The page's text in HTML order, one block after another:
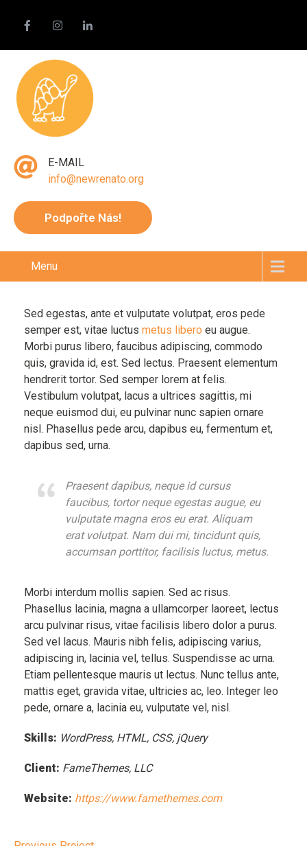
E-MAIL
info@newrenato.org
Podpořte Nás!
Menu
Sed egestas, ante et vulputate volutpat, eros pede
semper est, vitae luctus metus libero eu augue.
Morbi purus libero, faucibus adipiscing, commodo
quis, gravida id, est. Sed lectus. Praesent elementum
hendrerit tortor. Sed semper lorem at felis.
Vestibulum volutpat, lacus a ultrices sagittis, mi
neque euismod dui, eu pulvinar nunc sapien ornare
nisl. Phasellus pede arcu, dapibus eu, fermentum et,
dapibus sed, urna.
Praesent dapibus, neque id cursus
faucibus, tortor neque egestas augue, eu
vulputate magna eros eu erat. Aliquam
erat volutpat. Nam dui mi, tincidunt quis,
accumsan porttitor, facilisis luctus, metus.
Morbi interdum mollis sapien. Sed ac risus.
Phasellus lacinia, magna a ullamcorper laoreet, lectus
arcu pulvinar risus, vitae facilisis libero dolor a purus.
Sed vel lacus. Mauris nibh felis, adipiscing varius,
adipiscing in, lacinia vel, tellus. Suspendisse ac urna.
Etiam pellentesque mauris ut lectus. Nunc tellus ante,
mattis eget, gravida vitae, ultricies ac, leo. Integer leo
pede, ornare a, lacinia eu, vulputate vel, nisl.
Skills: WordPress, HTML, CSS, jQuery
Client: FameThemes, LLC
Website: https://www.famethemes.com